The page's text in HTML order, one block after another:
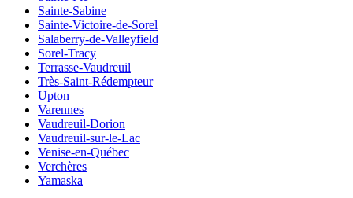
Sainte-Sabine
Sainte-Victoire-de-Sorel
Salaberry-de-Valleyfield
Sorel-Tracy
Terrasse-Vaudreuil
Très-Saint-Rédempteur
Upton
Varennes
Vaudreuil-Dorion
Vaudreuil-sur-le-Lac
Venise-en-Québec
Verchères
Yamaska